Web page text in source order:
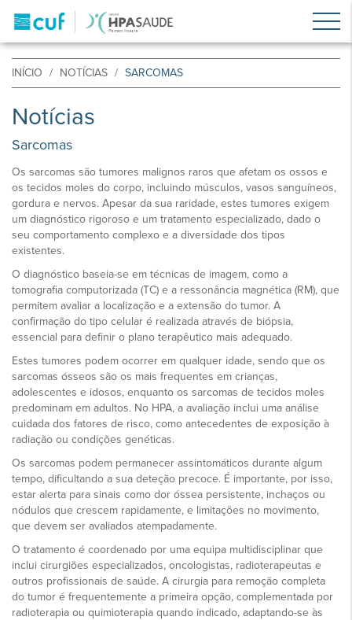
INÍCIO NOTÍCIAS SARCOMAS
Notícias
Sarcomas
Os sarcomas são tumores malignos raros que afetam os ossos e
os tecidos moles do corpo, incluindo músculos, vasos sanguíneos,
gordura e nervos. Apesar da sua raridade, estes tumores exigem
um diagnóstico rigoroso e um tratamento especializado, dado o
seu comportamento complexo e a diversidade dos tipos
existentes.
O diagnóstico baseia-se em técnicas de imagem, como a
tomografia computorizada (TC) e a ressonância magnética (RM), que
permitem avaliar a localização e a extensão do tumor. A
confirmação do tipo celular é realizada através de biópsia,
essencial para definir o plano terapêutico mais adequado.
Estes tumores podem ocorrer em qualquer idade, sendo que os
sarcomas ósseos são os mais frequentes em crianças,
adolescentes e idosos, enquanto os sarcomas de tecidos moles
predominam em adultos. No HPA, a avaliação inclui uma análise
cuidada dos fatores de risco, como antecedentes de exposição à
radiação ou condições genéticas.
Os sarcomas podem permanecer assintomáticos durante algum
tempo, dificultando a sua deteção precoce. É importante, por isso,
estar alerta para sinais como dor óssea persistente, inchaços ou
nódulos que crescem rapidamente, e limitações no movimento,
que devem ser avaliados atempadamente.
O tratamento é coordenado por uma equipa multidisciplinar que
inclui cirurgiões especializados, oncologistas, radioterapeutas e
outros profissionais de saúde. A cirurgia para remoção completa
do tumor é frequentemente a primeira opção, complementada por
radioterapia ou quimioterapia quando indicado, adaptando-se às